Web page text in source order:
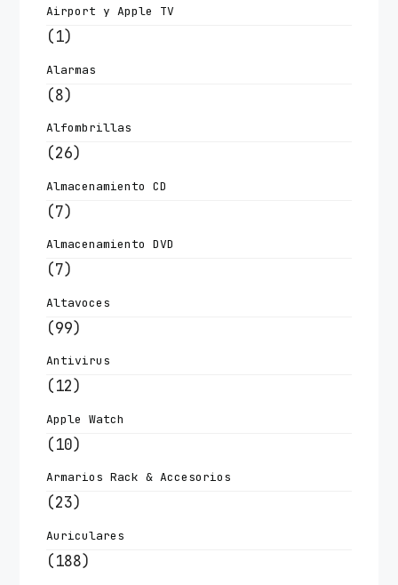
Airport y Apple TV
(1)
Alarmas
(8)
Alfombrillas
(26)
Almacenamiento CD
(7)
Almacenamiento DVD
(7)
Altavoces
(99)
Antivirus
(12)
Apple Watch
(10)
Armarios Rack & Accesorios
(23)
Auriculares
(188)